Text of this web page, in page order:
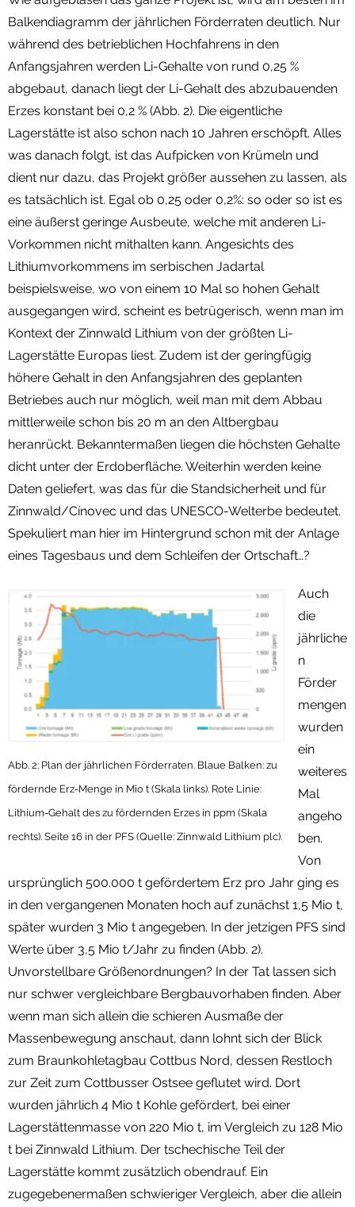
Balkendiagramm der jährlichen Förderraten deutlich. Nur
während des betrieblichen Hochfahrens in den
Anfangsjahren werden Li-Gehalte von rund 0,25 %
abgebaut, danach liegt der Li-Gehalt des abzubauenden
Erzes konstant bei 0,2 % (Abb. 2). Die eigentliche
Lagerstätte ist also schon nach 10 Jahren erschöpft. Alles
was danach folgt, ist das Aufpicken von Krümeln und
dient nur dazu, das Projekt größer aussehen zu lassen, als
es tatsächlich ist. Egal ob 0,25 oder 0,2%: so oder so ist es
eine äußerst geringe Ausbeute, welche mit anderen Li-
Vorkommen nicht mithalten kann. Angesichts des
Lithiumvorkommens im serbischen Jadartal
beispielsweise, wo von einem 10 Mal so hohen Gehalt
ausgegangen wird, scheint es betrügerisch, wenn man im
Kontext der Zinnwald Lithium von der größten Li-
Lagerstätte Europas liest. Zudem ist der geringfügig
höhere Gehalt in den Anfangsjahren des geplanten
Betriebes auch nur möglich, weil man mit dem Abbau
mittlerweile schon bis 20 m an den Altbergbau
heranrückt. Bekanntermaßen liegen die höchsten Gehalte
dicht unter der Erdoberfläche. Weiterhin werden keine
Daten geliefert, was das für die Standsicherheit und für
Zinnwald/Cínovec und das UNESCO-Welterbe bedeutet.
Spekuliert man hier im Hintergrund schon mit der Anlage
eines Tagesbaus und dem Schleifen der Ortschaft…?
Abb. 2: Plan der jährlichen Förderraten. Blaue Balken: zu
fördernde Erz-Menge in Mio t (Skala links). Rote Linie:
Lithium-Gehalt des zu fördernden Erzes in ppm (Skala
rechts). Seite 16 in der PFS (Quelle: Zinnwald Lithium plc).
Auch
die
jährliche
n
Förder
mengen
wurden
ein
weiteres
Mal
angeho
ben.
Von
ursprünglich 500.000 t gefördertem Erz pro Jahr ging es
in den vergangenen Monaten hoch auf zunächst 1,5 Mio t,
später wurden 3 Mio t angegeben. In der jetzigen PFS sind
Werte über 3,5 Mio t/Jahr zu finden (Abb. 2).
Unvorstellbare Größenordnungen? In der Tat lassen sich
nur schwer vergleichbare Bergbauvorhaben finden. Aber
wenn man sich allein die schieren Ausmaße der
Massenbewegung anschaut, dann lohnt sich der Blick
zum Braunkohletagbau Cottbus Nord, dessen Restloch
zur Zeit zum Cottbusser Ostsee geflutet wird. Dort
wurden jährlich 4 Mio t Kohle gefördert, bei einer
Lagerstättenmasse von 220 Mio t, im Vergleich zu 128 Mio
t bei Zinnwald Lithium. Der tschechische Teil der
Lagerstätte kommt zusätzlich obendrauf. Ein
zugegebenermaßen schwieriger Vergleich, aber die allein